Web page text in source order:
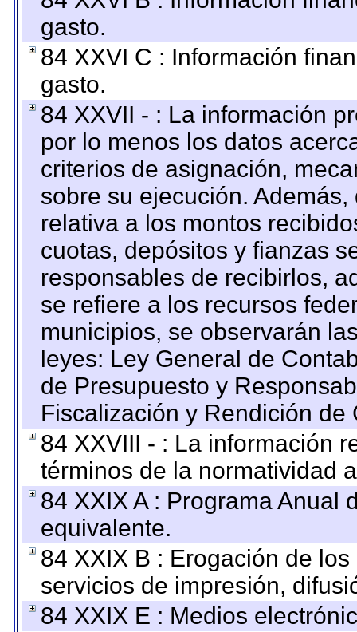
gasto.
84 XXVI C : Información
gasto.
84 XXVII - : La información
por lo menos los datos
criterios de asignación,
sobre su ejecución.
relativa a los montos
cuotas, depósitos y fianzas
responsables de recibirlos,
se refiere a los recursos
municipios, se observarán
leyes: Ley General de
de Presupuesto y
Fiscalización y Rendición
84 XXVIII - : La información
términos de la normatividad
84 XXIX A : Programa Anual
equivalente.
84 XXIX B : Erogación de
servicios de impresión,
84 XXIX E : Medios